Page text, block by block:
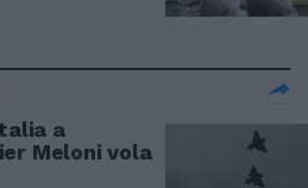
a
Meloni vola